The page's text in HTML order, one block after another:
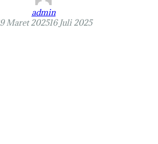
admin
Maret 202516 Juli 2025